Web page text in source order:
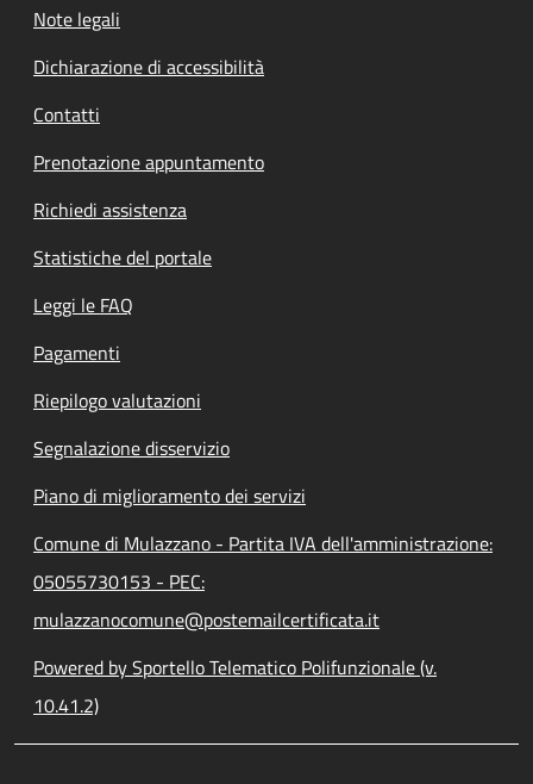
Note legali
Dichiarazione di accessibilità
Contatti
Prenotazione appuntamento
Richiedi assistenza
Statistiche del portale
Leggi le FAQ
Pagamenti
Riepilogo valutazioni
Segnalazione disservizio
Piano di miglioramento dei servizi
Comune di Mulazzano - Partita IVA dell'amministrazione:
05055730153 - PEC:
mulazzanocomune@postemailcertificata.it
Powered by Sportello Telematico Polifunzionale (v.
10.41.2)